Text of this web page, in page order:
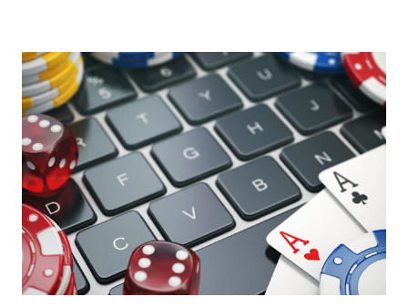
chiusura della "giugulare del mondo" non ha colpito solo i
prezzi alla pompa, ma ha intaccato le fondamenta stesse
della stabilità sociale. 1. Tagli al Welfare e Bilanci Pubblici
Per molti governi, specialmente in Europa e nei mercati
emergenti, l'impennata dei costi energetici ha creato buchi
di bilancio insostenibili. Sussidi Energetici: Le risorse
precedentemente destinate a sanità e istruzione sono state
dirottate per calmierare le bollette ed evitare rivolte
popo...